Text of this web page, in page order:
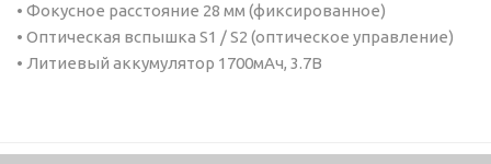
• Фокусное расстояние 28 мм (фиксированное)
• Оптическая вспышка S1 / S2 (оптическое управление)
• Литиевый аккумулятор 1700мАч, 3.7В